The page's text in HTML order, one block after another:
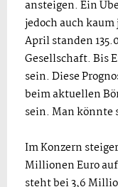
ansteigen. Ein
jedoch auch
April standen
Gesellschaft. Bis
sein. Diese
beim aktuellen
sein. Man könnte
Im Konzern
Millionen Euro
steht bei 3,6